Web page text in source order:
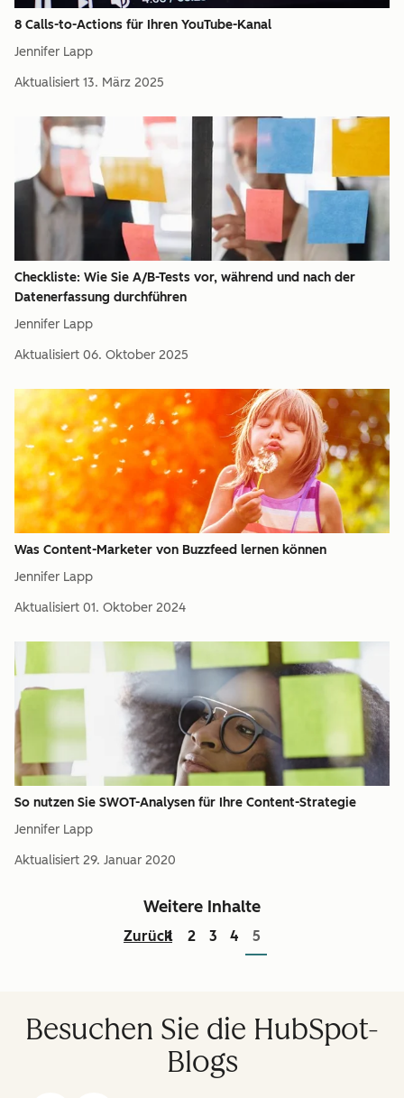
8 Calls-to-Actions für Ihren YouTube-Kanal
Jennifer Lapp
Aktualisiert 13. März 2025
Checkliste: Wie Sie A/B-Tests vor, während und nach der
Datenerfassung durchführen
Jennifer Lapp
Aktualisiert 06. Oktober 2025
Was Content-Marketer von Buzzfeed lernen können
Jennifer Lapp
Aktualisiert 01. Oktober 2024
So nutzen Sie SWOT-Analysen für Ihre Content-Strategie
Jennifer Lapp
Aktualisiert 29. Januar 2020
Weitere Inhalte
Zurück
1 2 3 4 5
Besuchen Sie die HubSpot-
Blogs